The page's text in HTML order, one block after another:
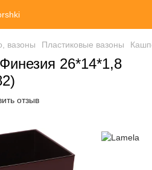
вазоны Пластиковые вазоны
26*14*1,8
отзыв